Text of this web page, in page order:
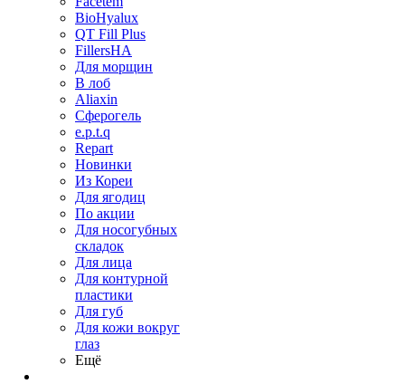
BioHyalux
QT Fill Plus
FillersHA
Для морщин
В лоб
Aliaxin
Сферогель
e.p.t.q
Repart
Новинки
Из Кореи
Для ягодиц
По акции
Для носогубных
складок
Для лица
Для контурной
пластики
Для губ
Для кожи вокруг
глаз
Ещё